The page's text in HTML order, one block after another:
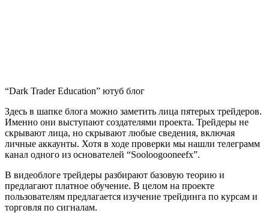
“Dark Trader Education” ютуб блог
Здесь в шапке блога можно заметить лица пятерых трейдеров.
Именно они выступают создателями проекта. Трейдеры не
скрывают лица, но скрывают любые сведения, включая
личные аккаунты. Хотя в ходе проверки мы нашли телеграмм
канал одного из основателей “Sooloogooneefx”.
В видеоблоге трейдеры разбирают базовую теорию и
предлагают платное обучение. В целом на проекте
пользователям предлагается изучение трейдинга по курсам и
торговля по сигналам.